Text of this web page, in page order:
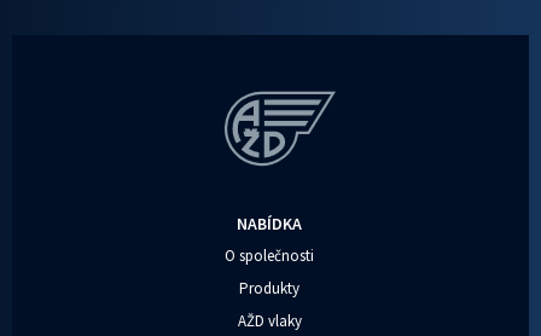
NABÍDKA
O společnosti
Produkty
AŽD vlaky